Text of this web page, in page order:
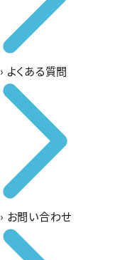
› よくある質問
› お問い合わせ